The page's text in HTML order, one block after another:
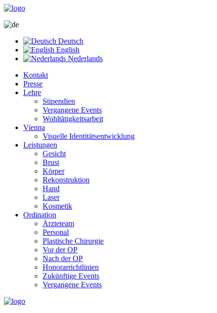
Deutsch
English
Nederlands
Kontakt
Presse
Lehre
Stipendien
Vergangene Events
Wohltätigkeitsarbeit
Vienna
Visuelle Identitätsentwicklung
Leistungen
Gesicht
Brust
Körper
Rekonstruktion
Hand
Laser
Kosmetik
Ordination
Ärzteteam
Personal
Plastische Chirurgie
Vor der OP
Nach der OP
Honorarrichtlinien
Zukünftige Events
Vergangene Events